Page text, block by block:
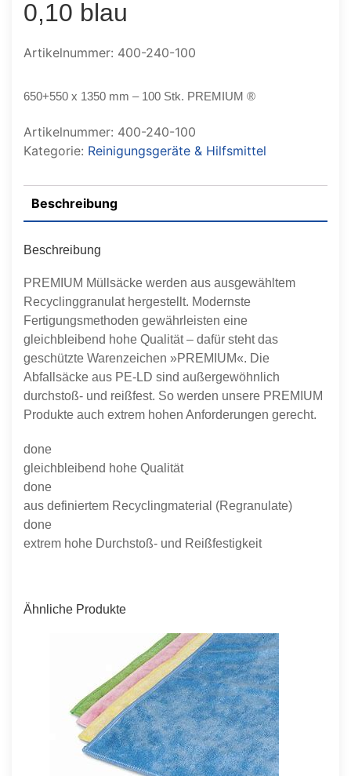
0,10 blau
Artikelnummer: 400-240-100
650+550 x 1350 mm – 100 Stk. PREMIUM ®
Artikelnummer: 400-240-100
Kategorie: Reinigungsgeräte & Hilfsmittel
Beschreibung
Beschreibung
PREMIUM Müllsäcke werden aus ausgewähltem
Recyclinggranulat hergestellt. Modernste
Fertigungsmethoden gewährleisten eine
gleichbleibend hohe Qualität – dafür steht das
geschützte Warenzeichen »PREMIUM«. Die
Abfallsäcke aus PE-LD sind außergewöhnlich
durchstoß- und reißfest. So werden unsere PREMIUM
Produkte auch extrem hohen Anforderungen gerecht.
done
gleichbleibend hohe Qualität
done
aus definiertem Recyclingmaterial (Regranulate)
done
extrem hohe Durchstoß- und Reißfestigkeit
Ähnliche Produkte